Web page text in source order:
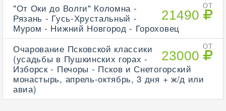
ОТ
21490
"От Оки до Волги" Коломна -
Рязань - Гусь-Хрустальный -
Муром - Нижний Новгород - Гороховец
ОТ
23000
Очарование Псковской классики
(усадьбы в Пушкинских горах -
Изборск - Печоры - Псков и Снетогорский
монастырь, апрель-октябрь, 3 дня + ж/д или
авиа)